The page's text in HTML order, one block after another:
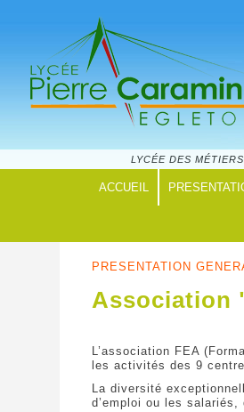
LYCÉE DES
ACCUEIL
PRESENTATION
Association
L’association FEA
les activités des 9
La diversité
d’emploi ou les